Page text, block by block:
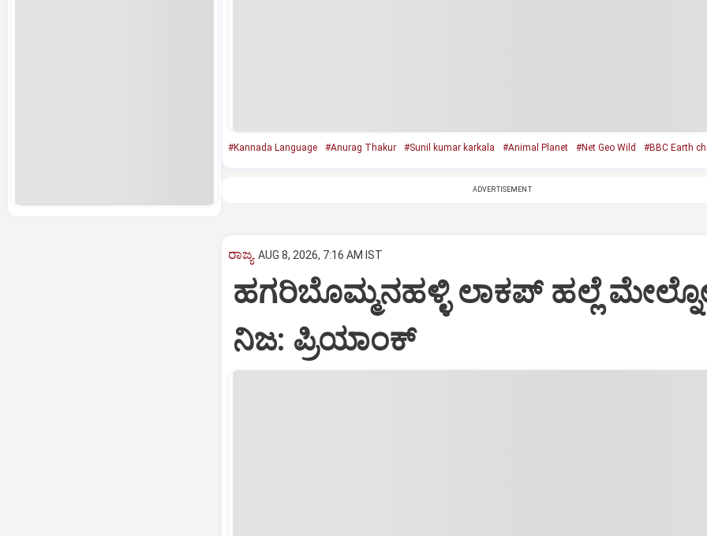
#Kannada Language #Anurag Thakur #Sunil kumar karkala #Animal Planet #Net Geo Wild #BBC Earth
ADVERTISEMENT
ರಾಜ್ಯ AUG 8, 2026, 7:16 AM IST
ಹಗರಿಬೊಮ್ಮನಹಳ್ಳಿ ಲಾಕಪ್‌ ಹಲ್ಲೆ
ನಿಜ: ಪ್ರಿಯಾಂಕ್‌